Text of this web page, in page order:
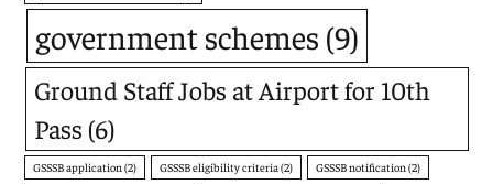
government schemes (9)
Ground Staff Jobs at Airport for 10th
Pass (6)
GSSSB application (2) GSSSB eligibility criteria(2) GSSSB notification (2)